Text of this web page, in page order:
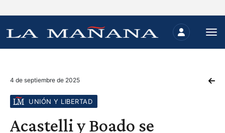
4 de septiembre de 2025
UNIÓN Y LIBERTAD
Acastelli y Boado se